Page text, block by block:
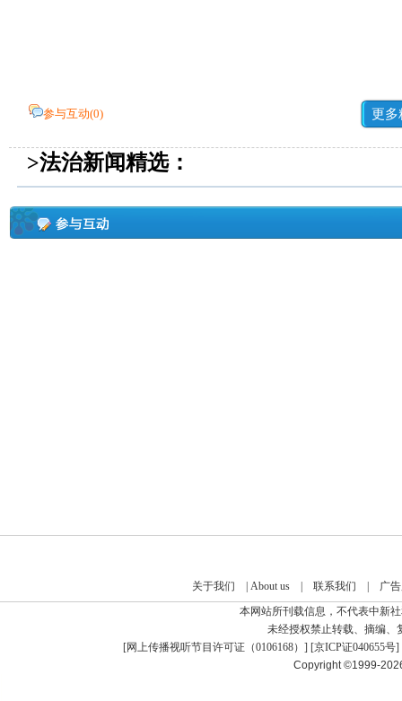
参与互动(0) 更多
>法治新闻精选：
关于我们 About us| 联系我们
广
本网站所刊载信息，不代表中新
未经授权禁止转载、摘编、
[网上传播视听节目许可证（0106168） ] [京ICP证040655号]
Copyright ©1999-